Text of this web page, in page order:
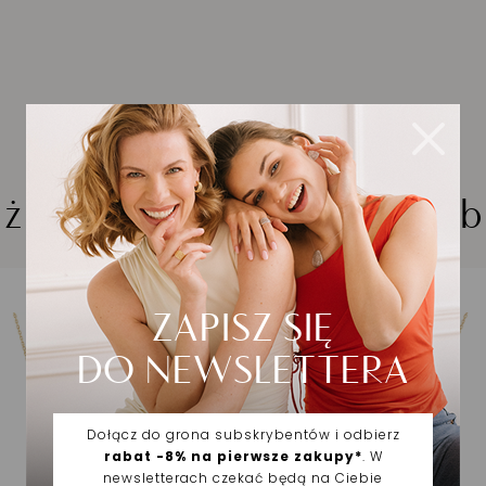
wybrana dla